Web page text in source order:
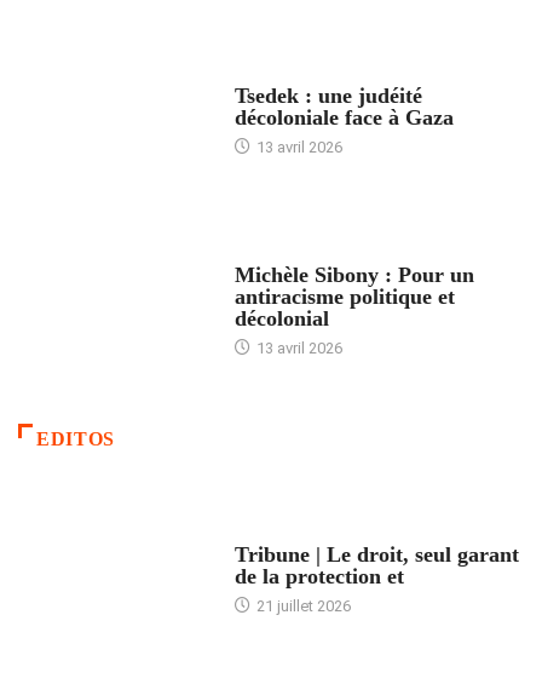
Tsedek : une judéité
décoloniale face à Gaza
13 avril 2026
Michèle Sibony : Pour un
antiracisme politique et
décolonial
13 avril 2026
EDITOS
Tribune | Le droit, seul garant
de la protection et
21 juillet 2026